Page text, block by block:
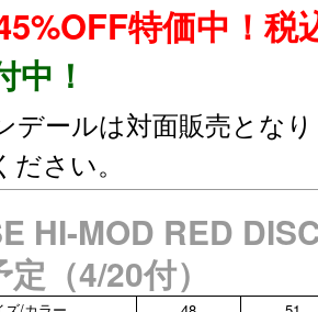
特価中！税
中！
デールは対面販売とな
さい。
HI-MOD RED
（4/20付）